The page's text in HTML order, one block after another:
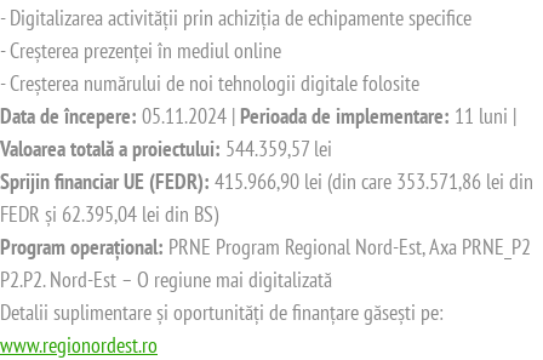
- Digitalizarea activității prin achiziția de echipamente specifice
- Creșterea prezenței în mediul online
- Creșterea numărului de noi tehnologii digitale folosite
Data de începere: 05.11.2024 | Perioada de implementare: 11 luni |
Valoarea totală a proiectului: 544.359,57 lei
Sprijin financiar UE (FEDR): 415.966,90 lei (din care 353.571,86 lei din
FEDR și 62.395,04 lei din BS)
Program operațional: PRNE Program Regional Nord-Est, Axa PRNE_P2
P2.P2. Nord-Est – O regiune mai digitalizată
Detalii suplimentare și oportunități de finanțare găsești pe:
www.regionordest.ro